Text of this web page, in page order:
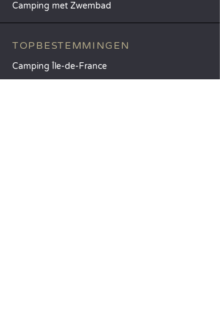
Camping met Zwembad
TOPBESTEMMINGEN
Camping Île-de-France